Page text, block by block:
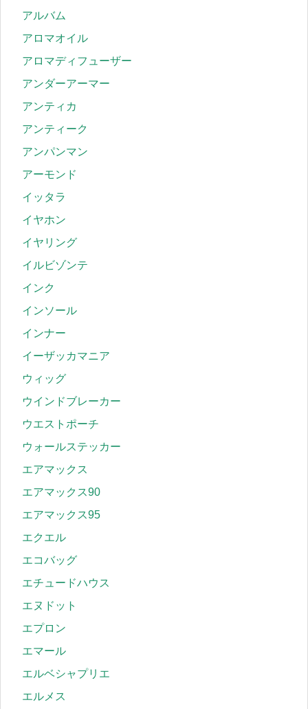
アルバム
アロマオイル
アロマディフューザー
アンダーアーマー
アンティカ
アンティーク
アンパンマン
アーモンド
イッタラ
イヤホン
イヤリング
イルビゾンテ
インク
インソール
インナー
イーザッカマニア
ウィッグ
ウインドブレーカー
ウエストポーチ
ウォールステッカー
エアマックス
エアマックス90
エアマックス95
エクエル
エコバッグ
エチュードハウス
エヌドット
エプロン
エマール
エルベシャプリエ
エルメス